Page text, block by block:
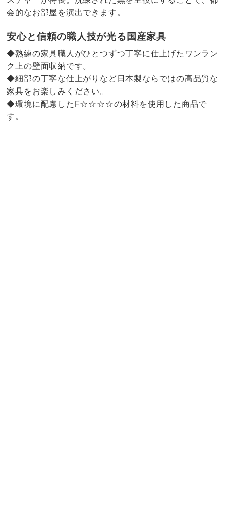
会的なお部屋を演出できます。
安心と信頼の職人技が光る国産家具
◆熟練の家具職人がひとつずつ丁寧に仕上げたワンラン
ク上の壁面収納です。
◆細部の丁寧な仕上がりなど日本製ならではの高品質な
家具をお楽しみください。
◆環境に配慮したF☆☆☆☆の材料を使用した商品で
す。